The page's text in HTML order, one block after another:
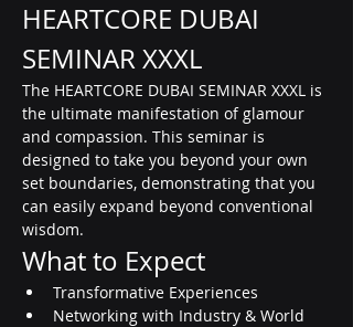
HEARTCORE DUBAI
SEMINAR XXXL
The HEARTCORE DUBAI SEMINAR XXXL is
the ultimate manifestation of glamour
and compassion. This seminar is
designed to take you beyond your own
set boundaries, demonstrating that you
can easily expand beyond conventional
wisdom.
What to Expect
Transformative Experiences
Networking with Industry & World